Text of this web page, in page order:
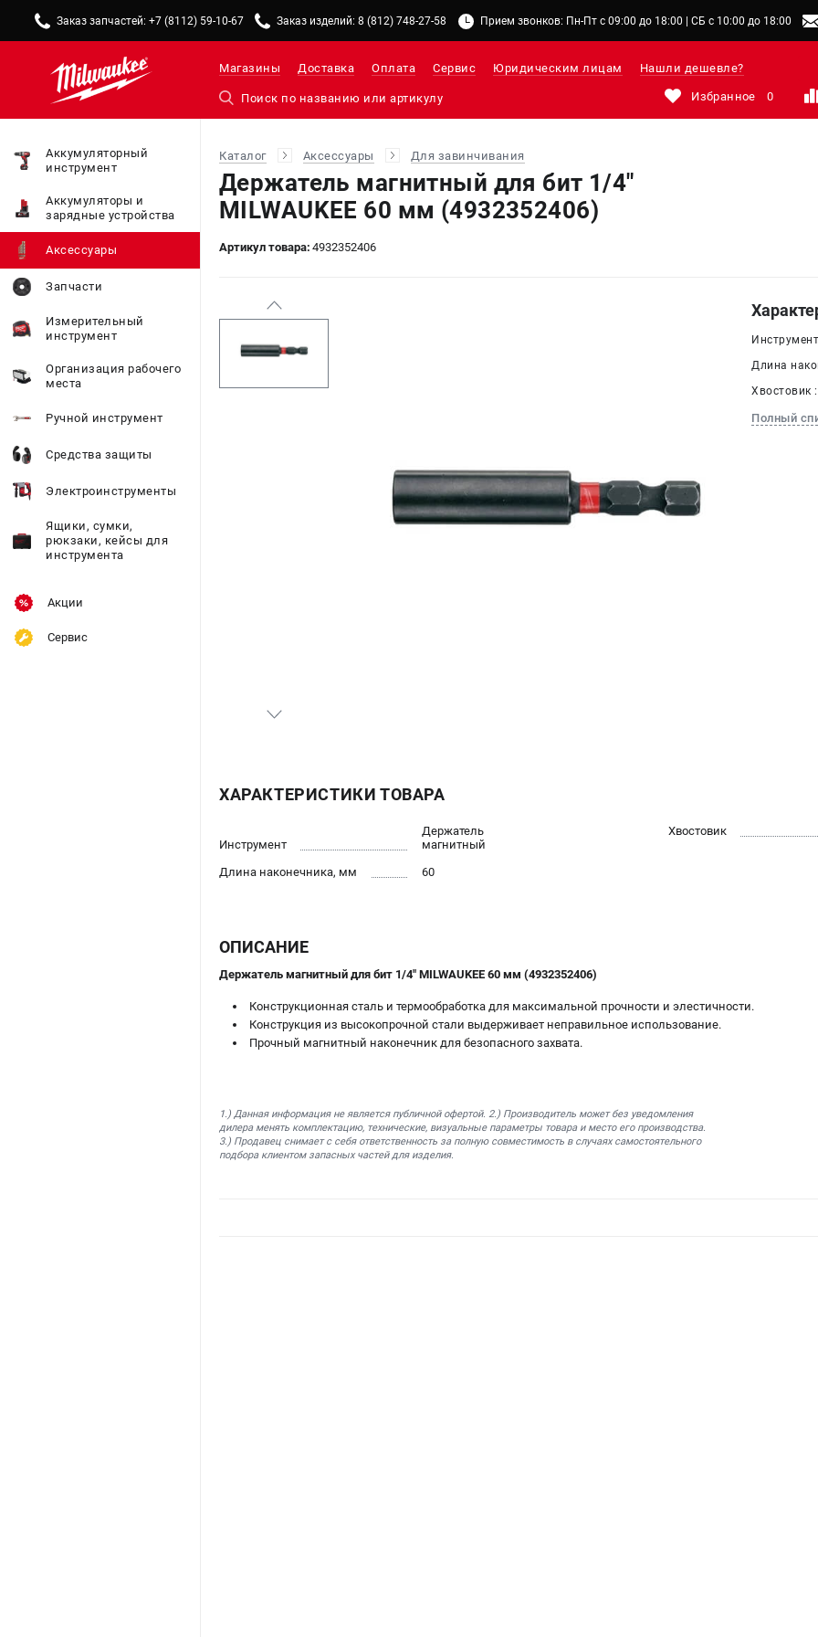
Заказ запчастей: +7 (8112) 59-10-67 Заказ изделий: 8 (812) 748-27-58 Прием звонков: Пн-Пт с 09:00 до 18:00 | СБ с 10:00 до 18:00
Магазины Доставка Оплата Сервис Юридическим лицам Нашли дешевле?
Избранное 0
Аккумуляторный
инструмент
Аккумуляторы и
зарядные устройства
Аксессуары
Запчасти
Измерительный
инструмент
Организация рабочего
места
Ручной инструмент
Средства защиты
Электроинструменты
Ящики, сумки,
рюкзаки, кейсы для
инструмента
Акции
Сервис
Каталог Аксессуары Для завинчивания
Держатель магнитный для бит 1/4"
MILWAUKEE 60 мм (4932352406)
Артикул товара: 4932352406
Длина
Хвостовик
Полный
ХАРАКТЕРИСТИКИ ТОВАРА
Инструмент
Держатель
магнитный
Длина наконечника, мм
60
Хвостовик
ОПИСАНИЕ
Держатель магнитный для бит 1/4" MILWAUKEE 60 мм (4932352406)
Конструкционная сталь и термообработка для максимальной прочности и элестичности.
Конструкция из высокопрочной стали выдерживает неправильное использование.
Прочный магнитный наконечник для безопасного захвата.
1.) Данная информация не является публичной офертой. 2.) Производитель может без уведомления
дилера менять комплектацию, технические, визуальные параметры товара и место его производства.
3.) Продавец снимает с себя ответственность за полную совместимость в случаях самостоятельного
подбора клиентом запасных частей для изделия.